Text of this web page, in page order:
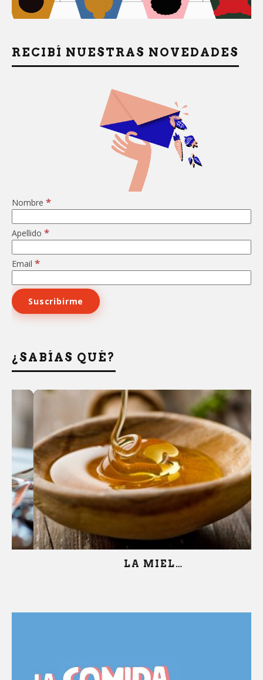
RECIBÍ NUESTRAS NOVEDADES
Nombre *
Apellido *
Email *
¿SABÍAS QUÉ?
LA MIEL…